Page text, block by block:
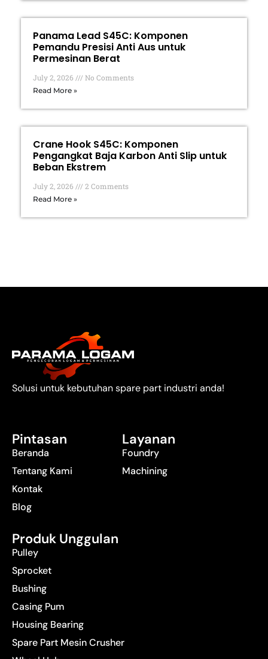
Panama Lead S45C: Komponen
Pemandu Presisi Anti Aus untuk
Permesinan Berat
July 2, 2026 No Comments
Read More »
Crane Hook S45C: Komponen
Pengangkat Baja Karbon Anti Slip untuk
Beban Ekstrem
July 2, 2026 2 Comments
Read More »
Solusi untuk kebutuhan spare part industri anda!
Pintasan
Beranda
Tentang Kami
Kontak
Blog
Layanan
Foundry
Machining
Produk Unggulan
Pulley
Sprocket
Bushing
Casing Pum
Housing Bearing
Spare Part Mesin Crusher